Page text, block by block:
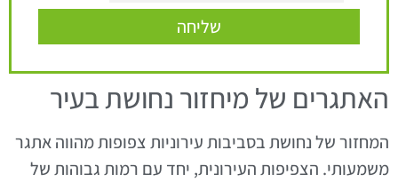
שליחה
האתגרים של מיחזור נחושת בעיר
המחזור של נחושת בסביבות עירוניות צפופות מהווה אתגר
משמעותי. הצפיפות העירונית, יחד עם רמות גבוהות של